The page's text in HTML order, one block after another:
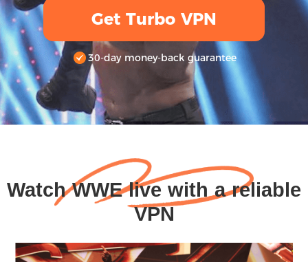
Get Turbo VPN
30-day money-back guarantee
Watch WWE live with a reliable
VPN